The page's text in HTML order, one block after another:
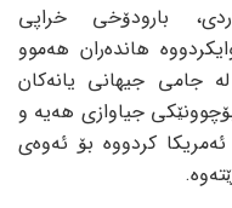
بارودۆخی خراپی
هاندەران هەموو
جامی جیهانی یانەکان
جیاوازی هەیە و
کردووە بۆ ئەوەی